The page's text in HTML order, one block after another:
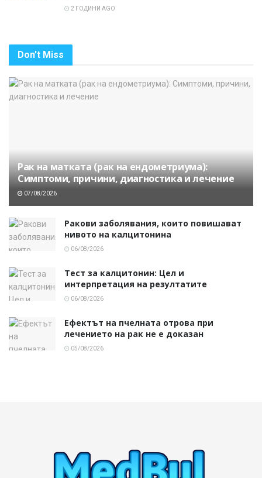
2 ГОДИНИ AGO
Don't Miss
Рак на матката (рак на ендометриума):
Симптоми, причини, диагностика и лечение
07/08/2026
Ракови заболявания, които повишават
нивото на калцитонина
06/08/2026
Тест за калцитонин: Цел и
интерпретация на резултатите
06/08/2026
Ефектът на пчелната отрова при
лечението на рак не е доказан
05/08/2026